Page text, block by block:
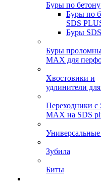
Буры по бетону
Буры по
SDS
Буры
Буры
MAX для
Хвостовики и
удлинители
Переходники с
MAX на SDS
Универсальные
Зубила
Биты